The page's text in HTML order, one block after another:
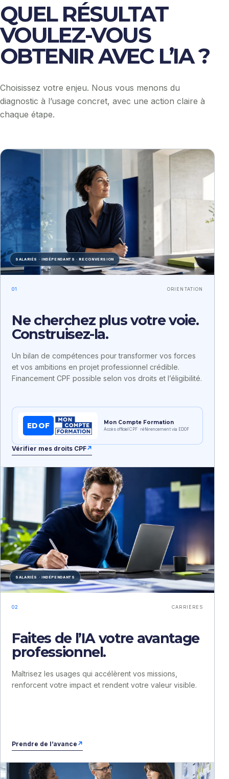
QUEL RÉSULTAT
VOULEZ-VOUS
OBTENIR AVEC L’IA ?
Choisissez votre enjeu. Nous vous menons du
diagnostic à l’usage concret, avec une action claire à
chaque étape.
SALARIÉS · INDÉPENDANTS · RECONVERSION
01 ORIENTATION
Ne cherchez plus votre voie.
Construisez-la.
Un bilan de compétences pour transformer vos forces
et vos ambitions en projet professionnel crédible.
Financement CPF possible selon vos droits et l’éligibilité.
EDOF Mon Compte Formation
Accès officiel CPF · référencement via EDOF
Vérifier mes droits CPF↗
SALARIÉS · INDÉPENDANTS
02 CARRIÈRES
Faites de l’IA votre avantage
professionnel.
Maîtrisez les usages qui accélèrent vos missions,
renforcent votre impact et rendent votre valeur visible.
Prendre de l’avance ↗